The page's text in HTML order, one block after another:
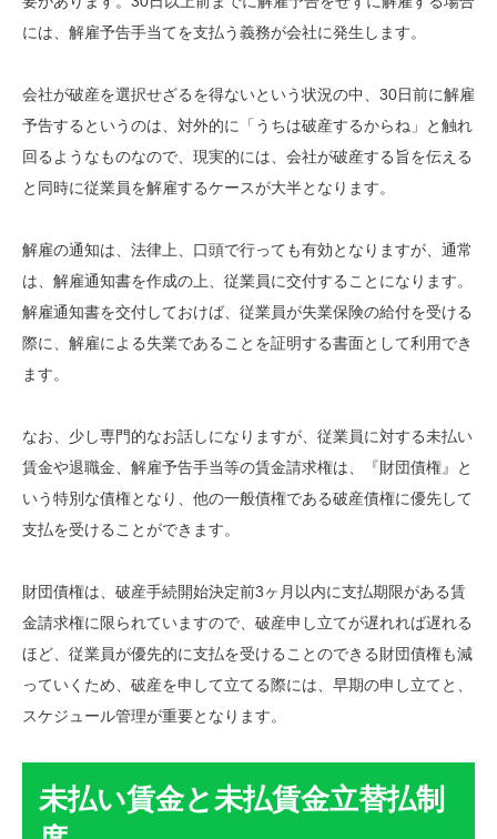
には、解雇予告手当てを支払う義務が会社に発生します。
会社が破産を選択せざるを得ないという状況の中、30日前に解雇
予告するというのは、対外的に「うちは破産するからね」と触れ
回るようなものなので、現実的には、会社が破産する旨を伝える
と同時に従業員を解雇するケースが大半となります。
解雇の通知は、法律上、口頭で行っても有効となりますが、通常
は、解雇通知書を作成の上、従業員に交付することになります。
解雇通知書を交付しておけば、従業員が失業保険の給付を受ける
際に、解雇による失業であることを証明する書面として利用でき
ます。
なお、少し専門的なお話しになりますが、従業員に対する未払い
賃金や退職金、解雇予告手当等の賃金請求権は、『財団債権』と
いう特別な債権となり、他の一般債権である破産債権に優先して
支払を受けることができます。
財団債権は、破産手続開始決定前3ヶ月以内に支払期限がある賃
金請求権に限られていますので、破産申し立てが遅れれば遅れる
ほど、従業員が優先的に支払を受けることのできる財団債権も減
っていくため、破産を申して立てる際には、早期の申し立てと、
スケジュール管理が重要となります。
未払い賃金と未払賃金立替払制